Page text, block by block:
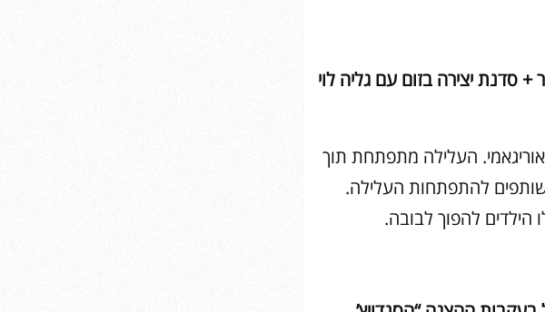
סיפור + סדנת יצירה בזום עם גליה לוי
העלילה מתפתחת תוך
להתפתחות העלילה.
הילדים להפוך לבובה.